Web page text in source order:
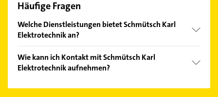
Häufige Fragen
Welche Dienstleistungen bietet Schmütsch Karl
Elektrotechnik an?
Elektrikerarbeiten, Elektrogeräteinstallation,
Kabelverlegung und elektrische Installationen.
Wie kann ich Kontakt mit Schmütsch Karl
Elektrotechnik aufnehmen?